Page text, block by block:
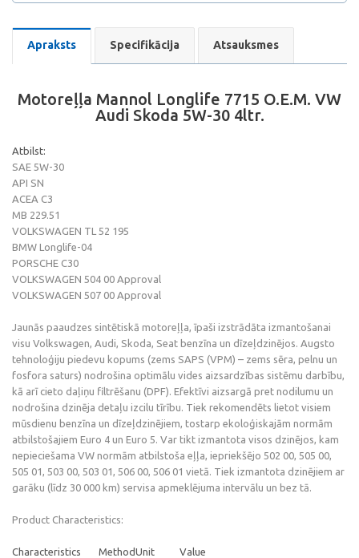
Apraksts Specifikācija Atsauksmes
Motoreļļa Mannol Longlife 7715 O.E.M. VW
Audi Skoda 5W-30 4ltr.
Atbilst:
SAE 5W-30
API SN
ACEA C3
MB 229.51
VOLKSWAGEN TL 52 195
BMW Longlife-04
PORSCHE C30
VOLKSWAGEN 504 00 Approval
VOLKSWAGEN 507 00 Approval
Jaunās paaudzes sintētiskā motoreļļa, īpaši izstrādāta izmantošanai
visu Volkswagen, Audi, Skoda, Seat benzīna un dīzeļdzinējos. Augsto
tehnoloģiju piedevu kopums (zems SAPS (VPM) – zems sēra, pelnu un
fosfora saturs) nodrošina optimālu vides aizsardzības sistēmu darbību,
kā arī cieto daļiņu filtrēšanu (DPF). Efektīvi aizsargā pret nodilumu un
nodrošina dzinēja detaļu izcilu tīrību. Tiek rekomendēts lietot visiem
mūsdienu benzīna un dīzeļdzinējiem, tostarp ekoloģiskajām normām
atbilstošajiem Euro 4 un Euro 5. Var tikt izmantota visos dzinējos, kam
nepieciešama VW normām atbilstoša eļļa, iepriekšējo 502 00, 505 00,
505 01, 503 00, 503 01, 506 00, 506 01 vietā. Tiek izmantota dzinējiem ar
garāku (līdz 30 000 km) servisa apmeklējuma intervālu un bez tā.
Product Characteristics:
Characteristics MethodUnit
Value